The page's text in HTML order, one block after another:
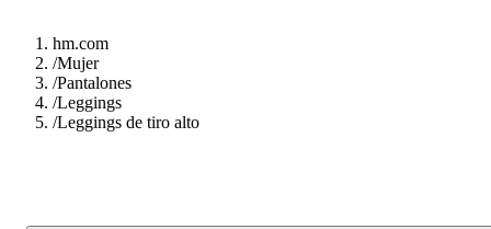
hm.com
/Mujer
/Pantalones
/Leggings
/Leggings de tiro alto